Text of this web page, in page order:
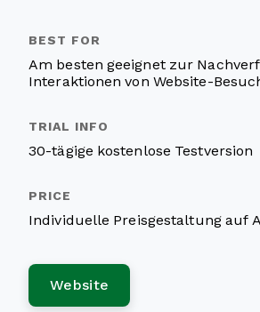
Am besten geeignet zur
Interaktionen von Website-
30-tägige kostenlose Testversion
Individuelle Preisgestaltung auf
Website